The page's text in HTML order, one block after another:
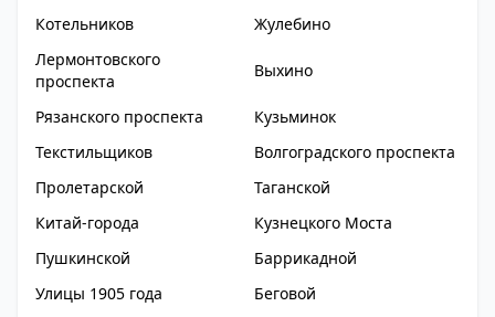
Котельников
Жулебино
Лермонтовского
проспекта
Выхино
Рязанского проспекта
Кузьминок
Текстильщиков
Волгоградского проспекта
Пролетарской
Таганской
Китай-города
Кузнецкого Моста
Пушкинской
Баррикадной
Улицы 1905 года
Беговой